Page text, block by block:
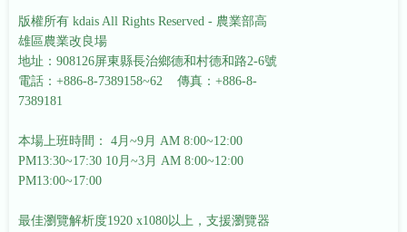
版權所有 kdais All Rights Reserved - 農業部高
雄區農業改良場
地址：908126屏東縣長治鄉德和村德和路2-6號
電話：+886-8-7389158~62 傳真：+886-8-
7389181
本場上班時間： 4月~9月 AM 8:00~12:00
PM13:30~17:30 10月~3月 AM 8:00~12:00
PM13:00~17:00
最佳瀏覽解析度1920 x1080以上，支援瀏覽器